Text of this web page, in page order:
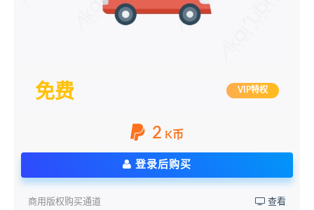
免费 VIP特权
2 K币
登录后购买
商用版权购买通道 查看